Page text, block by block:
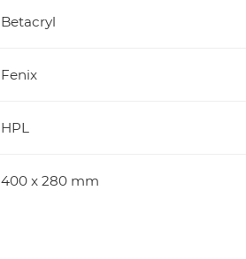
Betacryl
Fenix
HPL
400 x 280 mm